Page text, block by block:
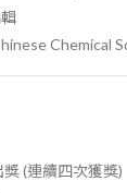
Chemical
(連續四次獲獎)